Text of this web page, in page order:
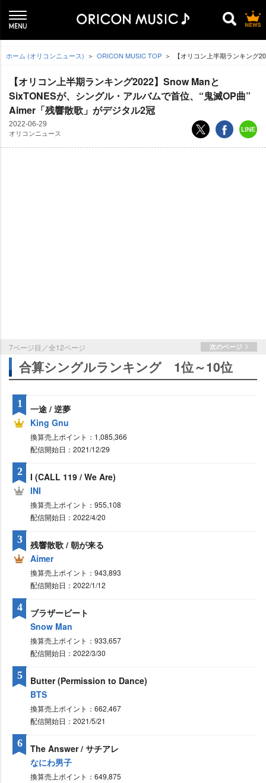
ホーム (オリコンニュース) ORICON MUSIC TOP 【オリコン上半期ランキング
【オリコン上半期ランキング2022】Snow Manと
SixTONESが、シングル・アルバムで首位、“鬼滅OP曲”
Aimer「残響散歌」がデジタル2冠
2022-06-29
オリコンニュース
7ページ目／全12ページ 次のページ
合算シングルランキング 1位～10位
一途 / 逆夢
King Gnu
換算売上ポイント：1,085,366
配信開始日：2021/12/29
1
I (CALL 119 / We Are)
INI
換算売上ポイント：955,108
配信開始日：2022/4/20
2
残響散歌 / 朝が来る
Aimer
換算売上ポイント：943,893
配信開始日：2022/1/12
3
ブラザービート
Snow Man
換算売上ポイント：933,657
配信開始日：2022/3/30
4
Butter (Permission to Dance)
BTS
換算売上ポイント：662,467
配信開始日：2021/5/21
5
The Answer / サチアレ
なにわ男子
換算売上ポイント：649,875
6